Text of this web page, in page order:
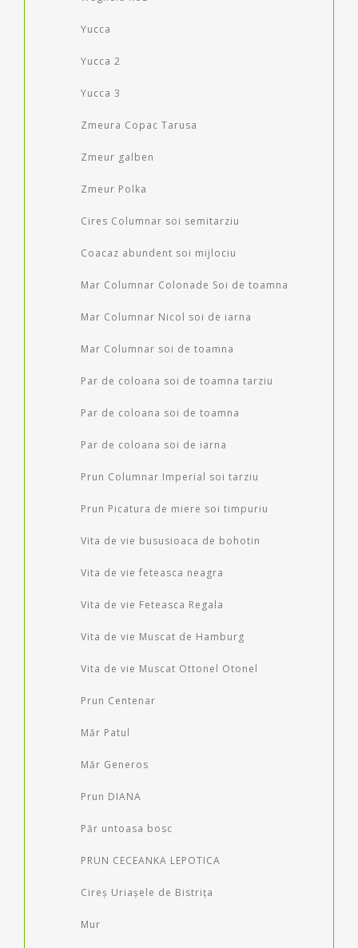
Yucca
Yucca 2
Yucca 3
Zmeura Copac Tarusa
Zmeur galben
Zmeur Polka
Cires Columnar soi semitarziu
Coacaz abundent soi mijlociu
Mar Columnar Colonade Soi de toamna
Mar Columnar Nicol soi de iarna
Mar Columnar soi de toamna
Par de coloana soi de toamna tarziu
Par de coloana soi de toamna
Par de coloana soi de iarna
Prun Columnar Imperial soi tarziu
Prun Picatura de miere soi timpuriu
Vita de vie bususioaca de bohotin
Vita de vie feteasca neagra
Vita de vie Feteasca Regala
Vita de vie Muscat de Hamburg
Vita de vie Muscat Ottonel Otonel
Prun Centenar
Măr Patul
Măr Generos
Prun DIANA
Păr untoasa bosc
PRUN CECEANKA LEPOTICA
Cireș Uriașele de Bistrița
Mur